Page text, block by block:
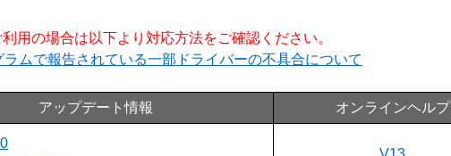
用の場合は以下より対応方法をご確認ください。
ムで報告されている一部ドライバーの不具合について
アップデート情報 オンラインヘルプ